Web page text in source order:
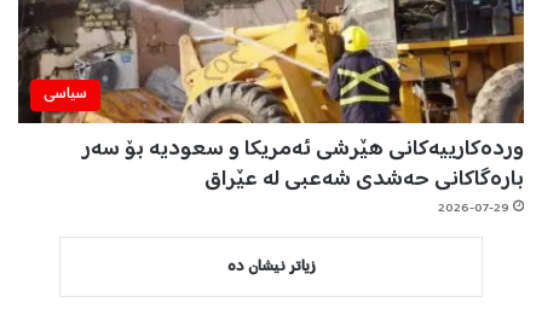
سیاسی
وردەکارییەکانی هێرشی ئەمریکا و سعودیە بۆ سەر
بارەگاکانی حەشدی شەعبی لە عێراق
2026-07-29
زیاتر نیشان دە